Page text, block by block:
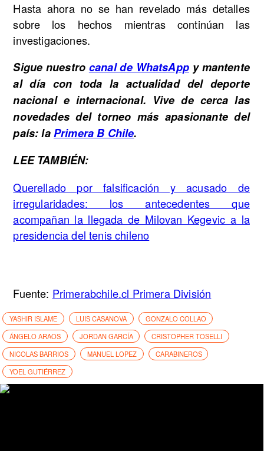
Hasta ahora no se han revelado más detalles
sobre los hechos mientras continúan las
investigaciones.
Sigue nuestro canal de WhatsAppy mantente
al día con toda la actualidad del deporte
nacional e internacional. Vive de cerca las
novedades del torneo más apasionante del
país: laPrimera B Chile.
LEE TAMBIÉN:
Querellado por falsificación y acusado de
irregularidades: los antecedentes que
acompañan la llegada de Milovan Kegevic a la
presidencia del tenis chileno
Fuente: Primerabchile.cl Primera División
YASHIR ISLAME LUIS CASANOVA
GONZALO COLLAO
ÁNGELO ARAOS
JORDAN GARCÍA
CRISTOPHER TOSELLI
NICOLAS BARRIOS
MANUEL LOPEZ
CARABINEROS
YOEL GUTIÉRREZ